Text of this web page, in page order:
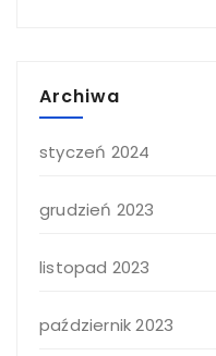
Archiwa
styczeń 2024
grudzień 2023
listopad 2023
październik 2023